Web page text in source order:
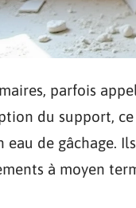
parfois
du support,
eau de gâchage.
à moyen